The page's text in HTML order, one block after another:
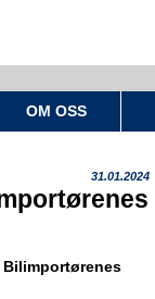
OM OSS
31.01.2024